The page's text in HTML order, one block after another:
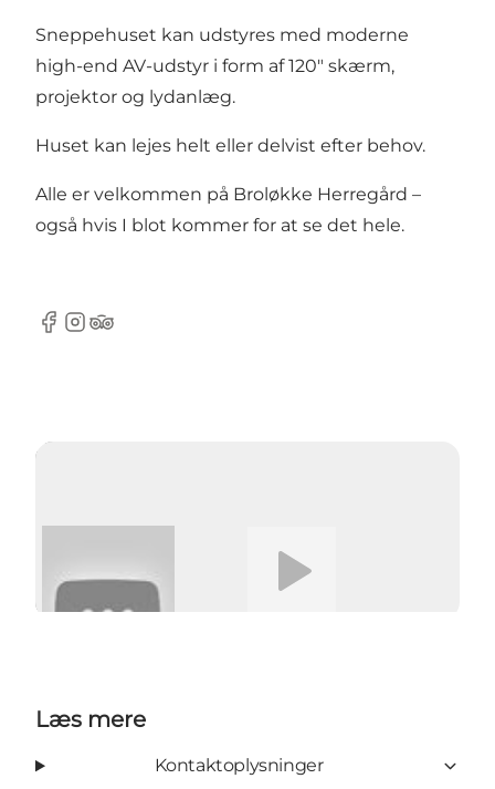
Sneppehuset kan udstyres med moderne
high-end AV-udstyr i form af 120″ skærm,
projektor og lydanlæg.
Huset kan lejes helt eller delvist efter behov.
Alle er velkommen på Broløkke Herregård –
også hvis I blot kommer for at se det hele.
Facebook
Instagram
Tripadvisor
Læs mere
Kontaktoplysninger